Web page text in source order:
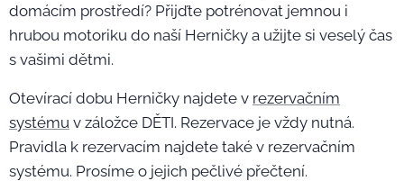
domácím prostředí? Přijďte potrénovat jemnou i
hrubou motoriku do naší Herničky a užijte si veselý čas
s vašimi dětmi.
Otevírací dobu Herničky najdete v rezervačním
systému v záložce DĚTI. Rezervace je vždy nutná.
Pravidla k rezervacím najdete také v rezervačním
systému. Prosíme o jejich pečlivé přečtení.